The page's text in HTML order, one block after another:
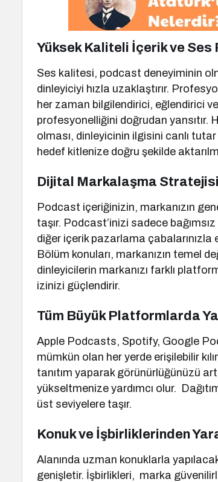
Yüksek Kaliteli İçerik ve Ses
Ses kalitesi, podcast deneyiminin
dinleyiciyi hızla uzaklaştırır.
her zaman bilgilendirici, eğlendirici
profesyonelliğini doğrudan
olması, dinleyicinin ilgisini canlı
hedef kitlenize doğru şekilde
Dijital Markalaşma
Podcast içeriğinizin, markanızın
taşır. Podcast’inizi sadece
diğer içerik pazarlama çabalarınızla
Bölüm konuları, markanızın temel
dinleyicilerin markanızı farklı
izinizi güçlendirir.
Tüm Büyük Platformlarda
Apple Podcasts, Spotify, Google
mümkün olan her yerde erişilebilir
tanıtım yaparak görünürlüğünüzü
yükseltmenize yardımcı olur.
üst seviyelere taşır.
Konuk ve İşbirliklerinden
Alanında uzman konuklarla
genişletir. İşbirlikleri, marka